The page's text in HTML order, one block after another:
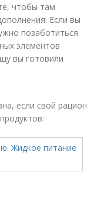
чтобы там
Если вы
позаботиться
элементов
вы готовили
если свой рацион